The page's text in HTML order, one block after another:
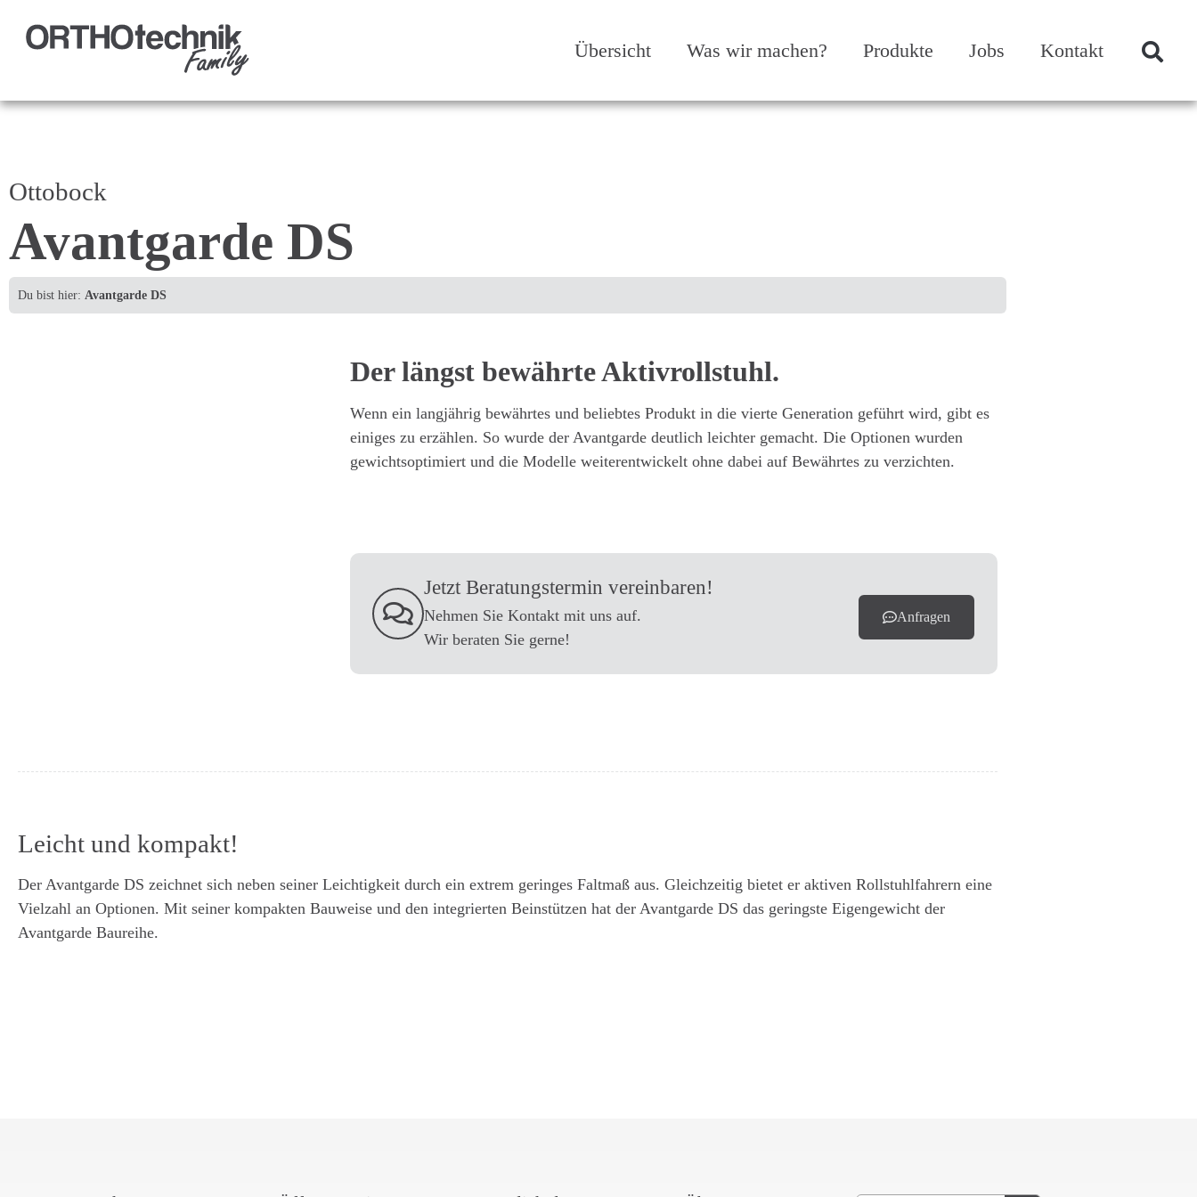
Übersicht Was wir machen? Produkte Jobs Kontakt
Ottobock
Avantgarde DS
Du bist hier: Avantgarde DS
Der längst bewährte Aktivrollstuhl.
Wenn ein langjährig bewährtes und beliebtes Produkt in die vierte Generation geführt wird, gibt es
einiges zu erzählen. So wurde der Avantgarde deutlich leichter gemacht. Die Optionen wurden
gewichtsoptimiert und die Modelle weiterentwickelt ohne dabei auf Bewährtes zu verzichten.
Jetzt Beratungstermin vereinbaren!
Nehmen Sie Kontakt mit uns auf.
Wir beraten Sie gerne!
Anfragen
Leicht und kompakt!
Der Avantgarde DS zeichnet sich neben seiner Leichtigkeit durch ein extrem geringes Faltmaß aus. Gleichzeitig bietet er aktiven Rollstuhlfahrern eine
Vielzahl an Optionen. Mit seiner kompakten Bauweise und den integrierten Beinstützen hat der Avantgarde DS das geringste Eigengewicht der
Avantgarde Baureihe.